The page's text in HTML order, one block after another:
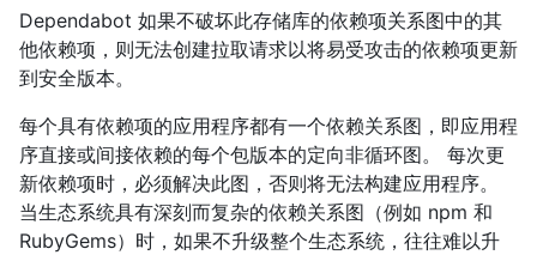
Dependabot 如果不破坏此存储库的依赖项关系图中的其
他依赖项，则无法创建拉取请求以将易受攻击的依赖项更新
到安全版本。
每个具有依赖项的应用程序都有一个依赖关系图，即应用程
序直接或间接依赖的每个包版本的定向非循环图。 每次更
新依赖项时，必须解决此图，否则将无法构建应用程序。
当生态系统具有深刻而复杂的依赖关系图（例如 npm 和
RubyGems）时，如果不升级整个生态系统，往往难以升